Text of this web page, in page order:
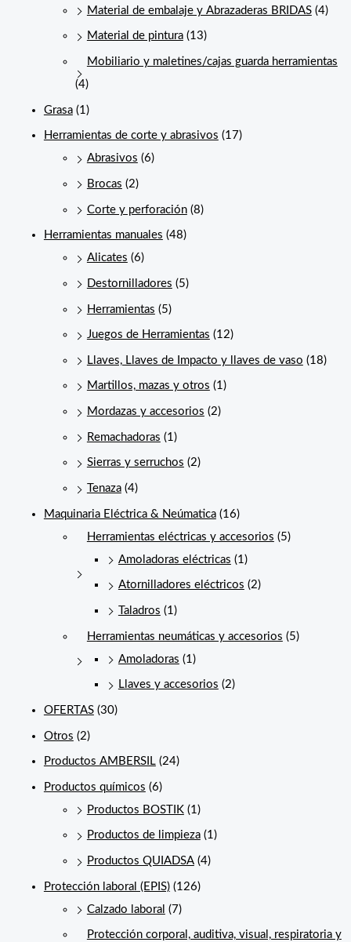
Material de embalaje y Abrazaderas BRIDAS (4)
Material de pintura (13)
Mobiliario y maletines/cajas guarda herramientas
(4)
Grasa (1)
Herramientas de corte y abrasivos (17)
Abrasivos (6)
Brocas (2)
Corte y perforación (8)
Herramientas manuales (48)
Alicates (6)
Destornilladores (5)
Herramientas (5)
Juegos de Herramientas (12)
Llaves, Llaves de Impacto y llaves de vaso (18)
Martillos, mazas y otros (1)
Mordazas y accesorios (2)
Remachadoras (1)
Sierras y serruchos (2)
Tenaza (4)
Maquinaria Eléctrica & Neúmatica (16)
Herramientas eléctricas y accesorios (5)
Amoladoras eléctricas (1)
Atornilladores eléctricos (2)
Taladros (1)
Herramientas neumáticas y accesorios (5)
Amoladoras (1)
Llaves y accesorios (2)
OFERTAS (30)
Otros (2)
Productos AMBERSIL (24)
Productos químicos (6)
Productos BOSTIK (1)
Productos de limpieza (1)
Productos QUIADSA (4)
Protección laboral (EPIS) (126)
Calzado laboral (7)
Protección corporal, auditiva, visual, respiratoria y